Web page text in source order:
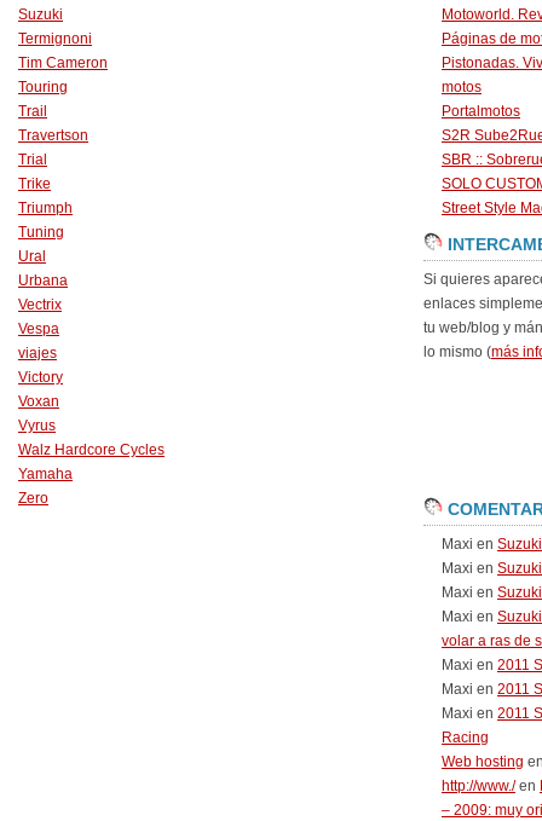
Suzuki
Termignoni
Tim Cameron
Touring
Trail
Travertson
Trial
Trike
Triumph
Tuning
Ural
Urbana
Vectrix
Vespa
viajes
Victory
Voxan
Vyrus
Walz Hardcore Cycles
Yamaha
Zero
Motoworld.
Páginas de
Pistonadas.
motos
Portalmotos
S2R
SBR ::
SOLO
Street Style
Si quieres
enlaces
tu web/blog y
lo mismo (más
Maxi en
Maxi en
Maxi en
Maxi en
volar a ras de
Maxi en 2011
Maxi en 2011
Maxi en 2011
Racing
Web hosting
http://www./en
– 2009: muy